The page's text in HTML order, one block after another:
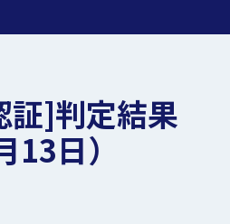
証]判定結果
13日）